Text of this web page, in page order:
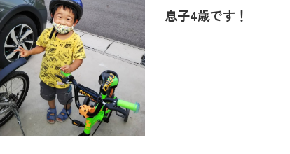
息子4歳です！